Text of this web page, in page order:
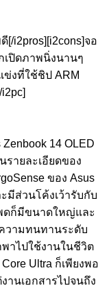
[/i2pros][i2cons]จอ
เปิดภาพนิ่งนานๆ
ข่งที่ใช้ชิป ARM
14 OLED
รายละเอียดของ
ของ Asus
มีส่วนโค้งเว้ารับกับ
ดก็มีขนาดใหญ่และ
วามทนทานระดับ
าไปใช้งานในชีวิต
Ultra ก็เพียงพอ
านเอกสารไปจนถึง